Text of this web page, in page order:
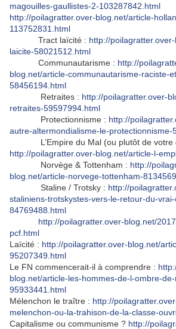
magouilles-gaullistes-2-103287842.html
http://poilagratter.over-blog.net/article-
113752831.html
Tract laïcité : http://
laicite-58021512.html
Communautarisme : http://
blog.net/article-communautarisme-raciste-
58456194.html
Retraites : http://poilagratter.over-
retraites-59597994.html
Protectionnisme : http://
autre-altermondialisme-le-protectionnisme-
L’Empire du Mal (ou plutôt de votre
http://poilagratter.over-blog.net/article-l-
Norvège & Tottenham : http://
blog.net/article-norvege-tottenham-
Staline / Trotsky : http://
staliniens-trotskystes-vers-le-retour-du-
84769488.html
http://poilagratter.over-blog.net/
pcf.html
Laïcité : http://poilagratter.over-blog.net/
95207349.html
Le FN commencerait-il à comprendre :
blog.net/article-les-hommes-de-l-ombre-
95933441.html
Mélenchon le traître : http://
melenchon-ou-la-trahison-de-la-classe-
Capitalisme ou communisme ? http://